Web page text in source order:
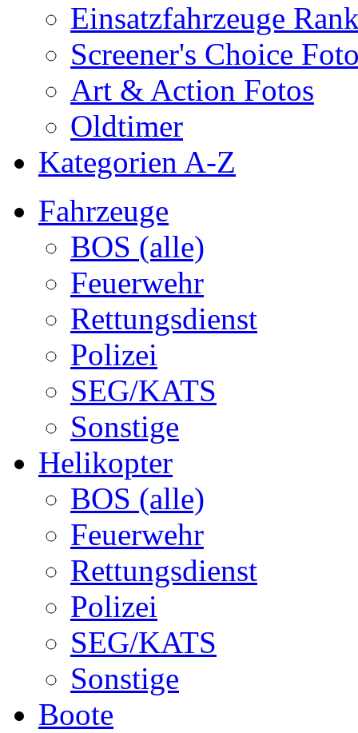
Einsatzfahrzeuge
Screener's Choice
Art & Action Fotos
Oldtimer
Kategorien A-Z
Fahrzeuge
BOS (alle)
Feuerwehr
Rettungsdienst
Polizei
SEG/KATS
Sonstige
Helikopter
BOS (alle)
Feuerwehr
Rettungsdienst
Polizei
SEG/KATS
Sonstige
Boote